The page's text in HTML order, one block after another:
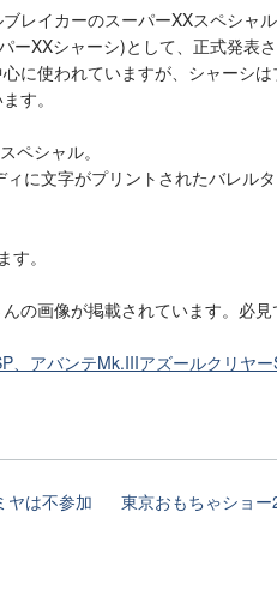
レイカーのスーパーXXスペシャル
XXシャーシ)として、正式発表さ
に使われていますが、シャーシは
す。
ペシャル。
に文字がプリントされたバレル
。
の画像が掲載されています。必見
、アバンテMk.IIIアズールクリヤー
ヤは不参加 東京おもちゃショ